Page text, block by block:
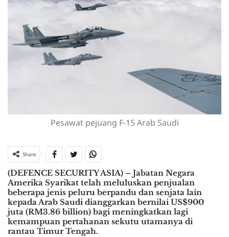
Pesawat pejuang F-15 Arab Saudi
Share
(DEFENCE SECURITY ASIA) – Jabatan Negara
Amerika Syarikat telah meluluskan penjualan
beberapa jenis peluru berpandu dan senjata lain
kepada Arab Saudi dianggarkan bernilai US$900
juta (RM3.86 billion) bagi meningkatkan lagi
kemampuan pertahanan sekutu utamanya di
rantau Timur Tengah.